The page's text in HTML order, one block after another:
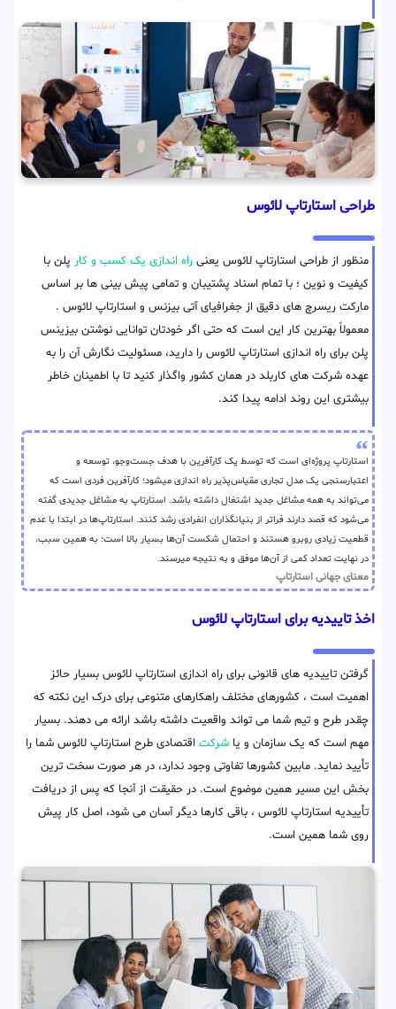
طراحی استارتاپ لائوس
منظور از طراحی استارتاپ لائوس یعنی راه اندازی یک کسب و کار پلن با
کیفیت و نوین ؛ با تمام اسناد پشتیبان و تمامی پیش بینی ها بر اساس
مارکت ریسرچ های دقیق از جغرافیای آتی بیزنس و استارتاپ لائوس .
معمولاً بهترین کار این است که حتی اگر خودتان توانایی نوشتن بیزینس
پلن برای راه اندازی استارتاپ لائوس را دارید، مسئولیت نگارش آن را به
عهده شرکت های کاربلد در همان کشور واگذار کنید تا با اطمینان خاطر
بیشتری این روند ادامه پیدا کند.
استارتاپ پروژه‌ای است که توسط یک کارآفرین با هدف جست‌وجو، توسعه و
اعتبارسنجی یک مدل تجاری مقیاس‌پذیر راه اندازی میشود؛ کارآفرین فردی است که
می‌تواند به همه مشاغل جدید اشتغال داشته باشد. استارتاپ به مشاغل جدیدی گفته
می‌شود که قصد دارند فراتر از بنیانگذاران انفرادی رشد کنند. استارتاپ‌ها در ابتدا با عدم
قطعیت زیادی روبرو هستند و احتمال شکست آن‌ها بسیار بالا است؛ به همین سبب،
در نهایت تعداد کمی از آن‌ها موفق و به نتیجه میرسند.
معنای جهانی استارتاپ
اخذ تاییدیه برای استارتاپ لائوس
گرفتن تاییدیه های قانونی برای راه اندازی استارتاپ لائوس بسیار حائز
اهمیت است ، کشورهای مختلف راهکارهای متنوعی برای درک این نکته که
چقدر طرح و تیم شما می تواند واقعیت داشته باشد ارائه می دهند. بسیار
مهم است که یک سازمان و یا شرکت اقتصادی طرح استارتاپ لائوس شما را
تأیید نماید. مابین کشورها تفاوتی وجود ندارد، در هر صورت سخت ترین
بخش این مسیر همین موضوع است. در حقیقت از آنجا که پس از دریافت
تأییدیه استارتاپ لائوس ، باقی کارها دیگر آسان می شود، اصل کار پیش
روی شما همین است.